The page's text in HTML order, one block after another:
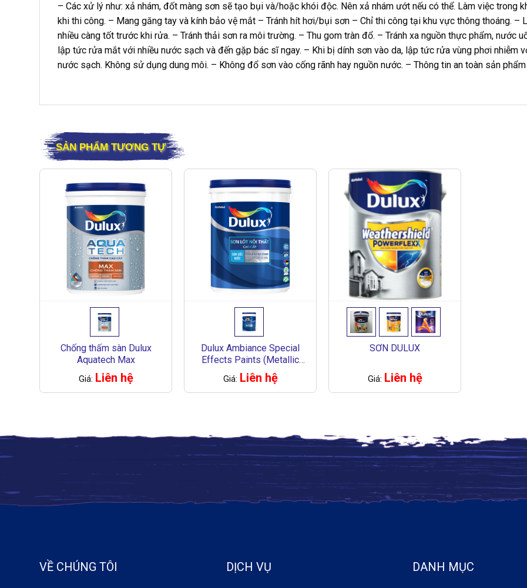
– Các xử lý như: xả nhám, đốt màng sơn sẽ tạo bụi và/hoặc khói độc. Nên xả nhám ướt nếu có thể. Làm việc trong
khi thi công. – Mang găng tay và kính bảo vệ mắt – Tránh hít hơi/bụi sơn – Chỉ thi công tại khu vực thông thoáng.
nhiều càng tốt trước khi rửa. – Tránh thải sơn ra môi trường. – Thu gom tràn đổ. – Tránh xa nguồn thực phẩm, nước
lập tức rửa mắt với nhiều nước sạch và đến gặp bác sĩ ngay. – Khi bị dính sơn vào da, lập tức rửa vùng phơi nhiễm
nước sạch. Không sử dụng dung môi. – Không đổ sơn vào cống rãnh hay nguồn nước. – Thông tin an toàn sản
SẢN PHẨM TƯƠNG TỰ
Chống thấm sàn Dulux
Aquatech Max
Giá: Liên hệ
Dulux Ambiance Special
Effects Paints (Metallic
Silver)
Giá: Liên hệ
SƠN DULUX
Giá: Liên hệ
VỀ CHÚNG TÔI DỊCH VỤ DANH MỤC